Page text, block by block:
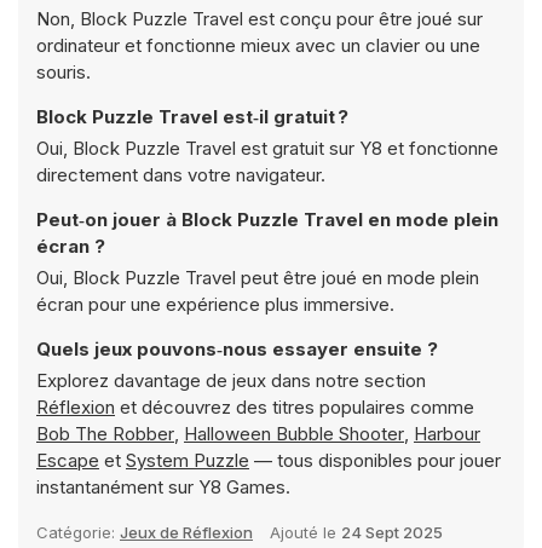
Non, Block Puzzle Travel est conçu pour être joué sur
ordinateur et fonctionne mieux avec un clavier ou une
souris.
Block Puzzle Travel est‑il gratuit ?
Oui, Block Puzzle Travel est gratuit sur Y8 et fonctionne
directement dans votre navigateur.
Peut‑on jouer à Block Puzzle Travel en mode plein
écran ?
Oui, Block Puzzle Travel peut être joué en mode plein
écran pour une expérience plus immersive.
Quels jeux pouvons‑nous essayer ensuite ?
Explorez davantage de jeux dans notre section
Réflexion et découvrez des titres populaires comme
Bob The Robber, Halloween Bubble Shooter, Harbour
Escape et System Puzzle — tous disponibles pour jouer
instantanément sur Y8 Games.
Catégorie: Jeux de Réflexion Ajouté le 24 Sept 2025